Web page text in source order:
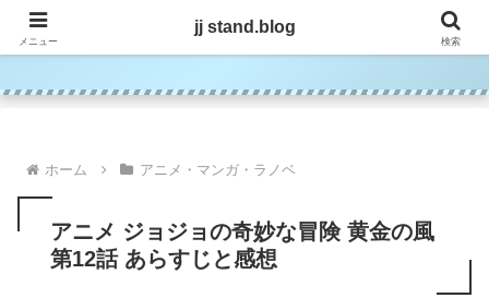
jj stand.blog
ホーム アニメ・マンガ・ラノベ
アニメ ジョジョの奇妙な冒険 黄金の風
第12話 あらすじと感想
メニュー
jj stand.blog
検索